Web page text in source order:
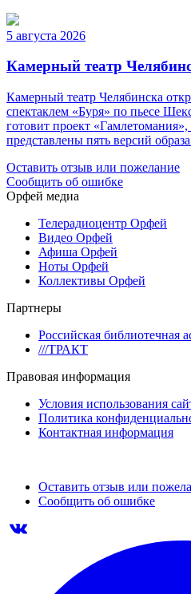
5 августа 2026
Камерный театр
Камерный театр Челябинска
спектаклем «Буря» по пьесе
готовит проект «Гамлетомания»,
представлены пять версий
Оставить отзыв или пожелание
Сообщить об ошибке
Орфей медиа
Телерадиоцентр Орфей
Видео Орфей
Афиша Орфей
Ноты Орфей
Коллективы Орфей
Партнеры
Российская библиотечная
///ТРАКТ
Правовая информация
Условия использования
Политика
Контактная информация
Оставить отзыв или
Сообщить об ошибке